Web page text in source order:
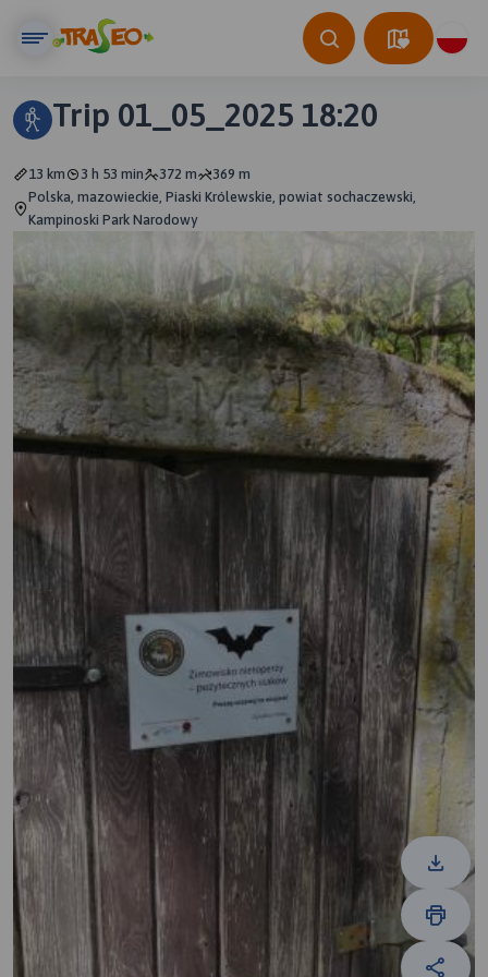
Trip 01_05_2025 18:20
13 km 3 h 53 min 372 m
369 m
Polska, mazowieckie, Piaski Królewskie, powiat sochaczewski,
Kampinoski Park Narodowy